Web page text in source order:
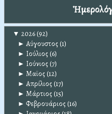
▼ 2026(92)
► Αύγουστος (1)
► Ιούλιος (6)
► Ιούνιος (7)
► Μαϊος (12)
► Απρίλιος (17)
► Μάρτιος (15)
► Φεβρουάριος (16)